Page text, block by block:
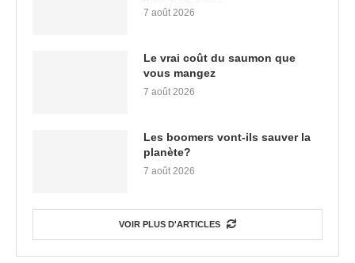
7 août 2026
Le vrai coût du saumon que
vous mangez
7 août 2026
Les boomers vont-ils sauver la
planète?
7 août 2026
VOIR PLUS D'ARTICLES